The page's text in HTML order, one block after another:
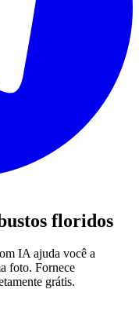
floridos
IA ajuda você a
foto. Fornece
grátis.